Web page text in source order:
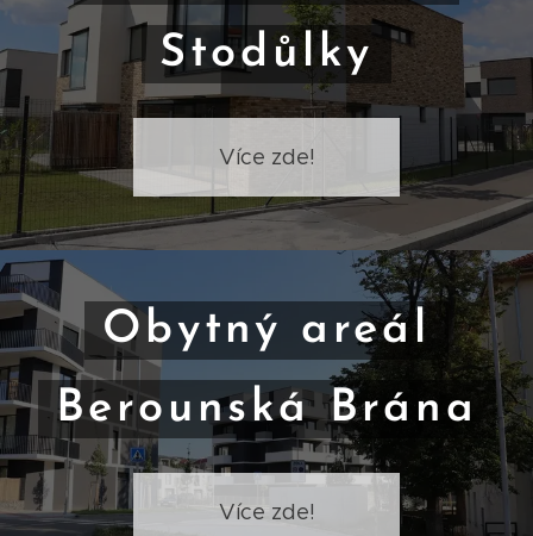
Stodůlky
Více zde!
Obytný areál
Berounská Brána
Více zde!